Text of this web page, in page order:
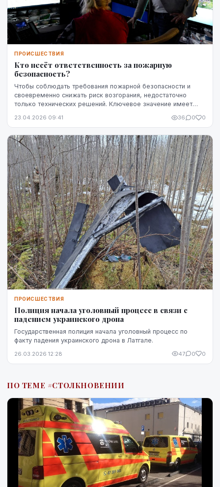
ПРОИСШЕСТВИЯ
Кто несёт ответственность за пожарную
безопасность?
Чтобы соблюдать требования пожарной безопасности и
своевременно снижать риск возгорания, недостаточно
только технических решений. Ключевое значение имеет
23.04.2026 09:41 36 0 0
ПРОИСШЕСТВИЯ
Полиция начала уголовный процесс в связи с
падением украинского дрона
Государственная полиция начала уголовный процесс по
факту падения украинского дрона в Латгале.
26.03.2026 12:28 47 0 0
ПО ТЕМЕ #СТОЛКНОВЕНИИ